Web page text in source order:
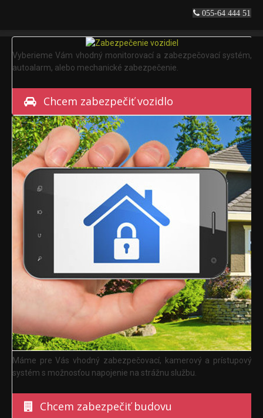
055-64 444 51
Vyberieme Vám vhodný monitorovací a zabezpečovací systém,
autoalarm, alebo mechanické zabezpečenie.
Chcem zabezpečiť vozidlo
Máme pre Vás vhodný zabezpečovací, kamerový a prístupový
systém s možnosťou napojenie na strážnu službu.
Chcem zabezpečiť budovu